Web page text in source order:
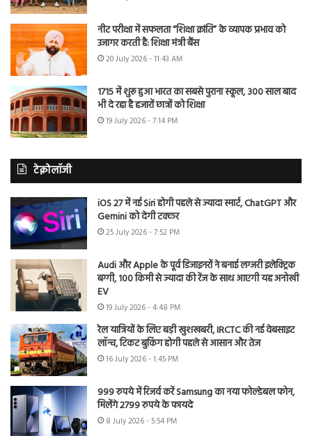
नीट परीक्षा में सफलता “शिक्षा क्रांति” के व्यापक प्रभाव को
उजागर करती है: शिक्षा मंत्री बैंस
20 July 2026 - 11:43 AM
1715 में शुरू हुआ भारत का सबसे पुराना स्कूल, 300 साल बाद
भी दे रहा है हजारों छात्रों को शिक्षा
19 July 2026 - 7:14 PM
टेक्नोलॉजी
iOS 27 में नई Siri होगी पहले से ज्यादा स्मार्ट, ChatGPT और
Gemini को देगी टक्कर
25 July 2026 - 7:52 PM
Audi और Apple के पूर्व डिजाइनरों ने बनाई लग्जरी इलेक्ट्रिक
बग्गी, 100 किमी से ज्यादा की रेंज के साथ आएगी यह अनोखी
EV
19 July 2026 - 4:48 PM
रेल यात्रियों के लिए बड़ी खुशखबरी, IRCTC की नई वेबसाइट
लॉन्च, टिकट बुकिंग होगी पहले से आसान और तेज
16 July 2026 - 1:45 PM
999 रुपये में रिजर्व करें Samsung का नया फोल्डेबल फोन,
मिलेंगे 2799 रुपये के फायदे
8 July 2026 - 5:54 PM